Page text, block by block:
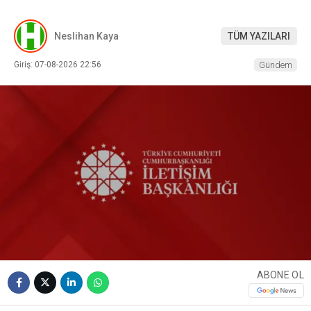
Neslihan Kaya TÜM YAZILARI
Giriş: 07-08-2026 22:56 Gündem
ABONE OL